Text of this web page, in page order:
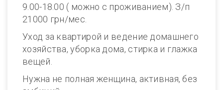
9.00-18.00 ( можно с проживанием). З/п
21000 грн/мес.
Уход за квартирой и ведение домашнего
хозяйства, уборка дома, стирка и глажка
вещей.
Нужна не полная женщина, активная, без